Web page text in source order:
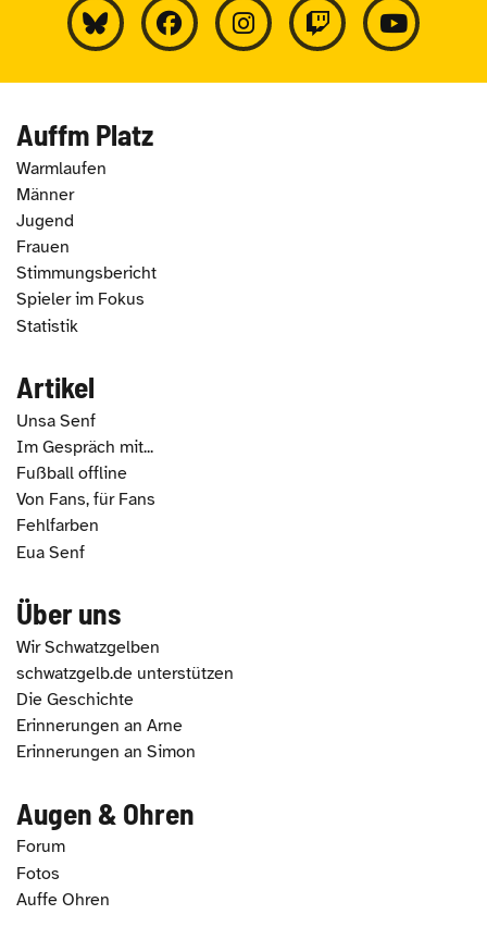
Auffm Platz
Warmlaufen
Männer
Jugend
Frauen
Stimmungsbericht
Spieler im Fokus
Statistik
Artikel
Unsa Senf
Im Gespräch mit...
Fußball offline
Von Fans, für Fans
Fehlfarben
Eua Senf
Über uns
Wir Schwatzgelben
schwatzgelb.de unterstützen
Die Geschichte
Erinnerungen an Arne
Erinnerungen an Simon
Augen & Ohren
Forum
Fotos
Auffe Ohren